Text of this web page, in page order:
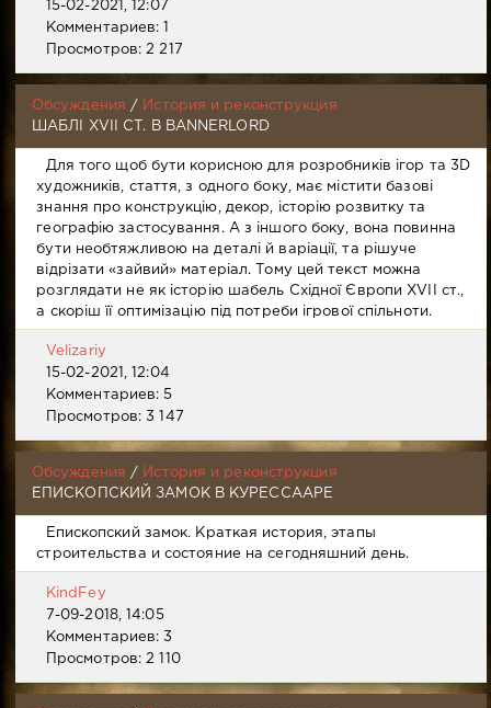
15-02-2021, 12:07
Комментариев: 1
Просмотров: 2 217
Обсуждения /
История и реконструкция
ШАБЛІ XVII СТ. В BANNERLORD
Для того щоб бути корисною для розробників ігор та 3D
художників, стаття, з одного боку, має містити базові
знання про конструкцію, декор, історію розвитку та
географію застосування. А з іншого боку, вона повинна
бути необтяжливою на деталі й варіації, та рішуче
відрізати «зайвий» матеріал. Тому цей текст можна
розглядати не як історію шабель Східної Європи XVII ст.,
а скоріш її оптимізацію під потреби ігрової спільноти.
Velizariy
15-02-2021, 12:04
Комментариев: 5
Просмотров: 3 147
Обсуждения /
История и реконструкция
ЕПИСКОПСКИЙ ЗАМОК В КУРЕССААРЕ
Епископский замок. Краткая история, этапы
строительства и состояние на сегодняшний день.
KindFey
7-09-2018, 14:05
Комментариев: 3
Просмотров: 2 110